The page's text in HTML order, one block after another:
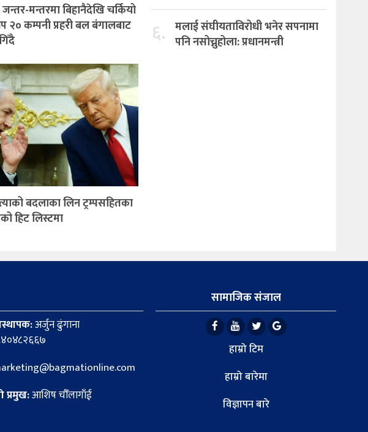
मन्तरमा बिहानैदेखि चर्कियो
२० कम्पनी प्रहरी बल बंगालबाट
बदलाका लिन ट्रम्पसहितका
हिट लिस्टमा
६. मलाई संघीयताविरोधी भनेर सपनामा
पनि नसोच्नुहोला: प्रधानमन्त्री
अर्जुन ढुंगाना
प्रमुख:आशिष चौँलागाँई
सामाजिक संजाल
हाम्रो टिम
हाम्रो बारेमा
विज्ञापन बारे